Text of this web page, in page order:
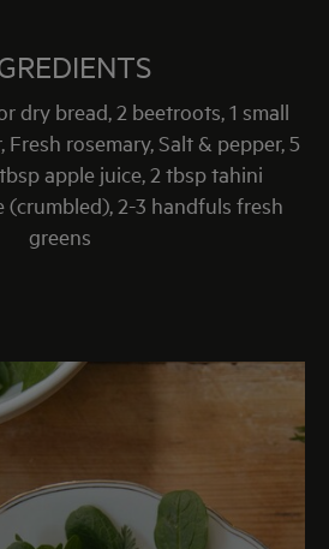
dry bread, 2 beetroots, 1 small
Fresh rosemary, Salt & pepper, 5
apple juice, 2 tbsp tahini
(crumbled), 2-3 handfuls fresh
greens